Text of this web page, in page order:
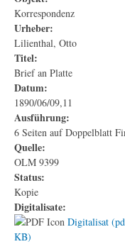
Korrespondenz
Urheber:
Lilienthal, Otto
Titel:
Brief an Platte
Datum:
1890/06/09,11
Ausführung:
6 Seiten auf Doppelblatt
Quelle:
OLM 9399
Status:
Kopie
Digitalisate:
Digitalisat
KB)